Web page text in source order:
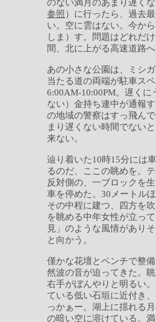
のない満月のあまり遅く
参照）に行ったら、過去
い。空に雲はない。今か
しま）す。問題はどれだ
間、北に上がる高速道路
あの小さな公園は、ミシ
当たる道の両端が駐車ス
6:00AM-10:00PM。遅く
ない）金持ち連中が通報
の地域の警察はすっ飛ん
まり遅くない時間でない
来ない。
辿り着いた10時15分には
るのだ、ここの眺めを。
反対側の、一ブロックを
車を停めた。30メートル
その中程に建つ、四方を
を眺める中年女性が立っ
見」のような風情があり
と向かう。
僅かな花壇とベンチで整
然波の音が迫ってきた。
右手がぼんやりと明るい
ている低い石垣に近付き
っかぁー。湖上に揺れる
の暗い空に溶けている。